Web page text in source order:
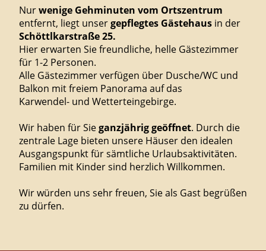
Nurwenige Gehminuten vom Ortszentrum
entfernt, liegt unsergepflegtes Gästehaus in der
Schöttlkarstraße 25.
Hier erwarten Sie freundliche, helle Gästezimmer
für 1-2 Personen.
Alle Gästezimmer verfügen über Dusche/WC und
Balkon mit freiem Panorama auf das
Karwendel- und Wetterteingebirge.
Wir haben für Sieganzjährig geöffnet. Durch die
zentrale Lage bieten unsere Häuser den idealen
Ausgangspunkt für sämtliche Urlaubsaktivitäten.
Familien mit Kinder sind herzlich Willkommen.
Wir würden uns sehr freuen, Sie als Gast begrüßen
zu dürfen.